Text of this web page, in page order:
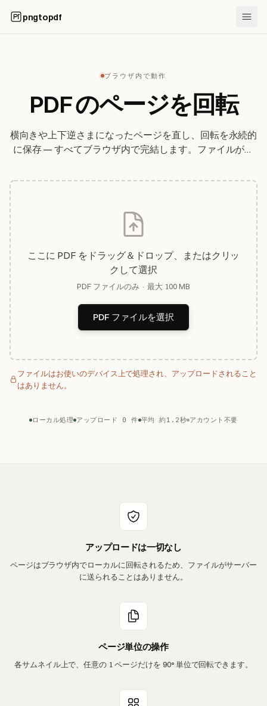
pngtopdf
ブラウザ内で動作
PDF のページを回転
横向きや上下逆さまになったページを直し、回転を永続的
に保存 — すべてブラウザ内で完結します。ファイルがア
ここに PDF をドラッグ＆ドロップ、またはクリッ
クして選択
PDF ファイルのみ · 最大 100 MB
PDF ファイルを選択
ファイルはお使いのデバイス上で処理され、アップロードされること
はありません。
ローカル処理 アップロード 0 件 平均 約1.2秒 アカウント不要
アップロードは一切なし
ページはブラウザ内でローカルに回転されるため、ファイルがサーバー
に送られることはありません。
ページ単位の操作
各サムネイル上で、任意の 1 ページだけを 90° 単位で回転できます。